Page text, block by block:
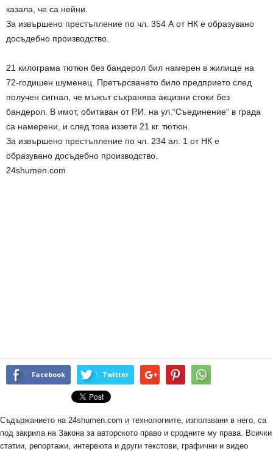
казала, че са нейни.
За извършено престъпление по чл. 354 А от НК е образувано
досъдебно производство.
21 килограма тютюн без бандерол бил намерен в жилище на
72-годишен шуменец. Претърсването било предприето след
получен сигнал, че мъжът съхранява акцизни стоки без
бандерол. В имот, обитаван от Р.И. на ул.“Съединение“ в града
са намерени, и след това иззети 21 кг. тютюн.
За извършено престъпление по чл. 234 ал. 1 от НК е
образувано досъдебно производство.
24shumen.com
Facebook Twitter
Съдържанието на 24shumen.com и технологиите, използвани в него, са
под закрила на Закона за авторското право и сродните му права. Всички
статии, репортажи, интервюта и други текстови, графични и видео